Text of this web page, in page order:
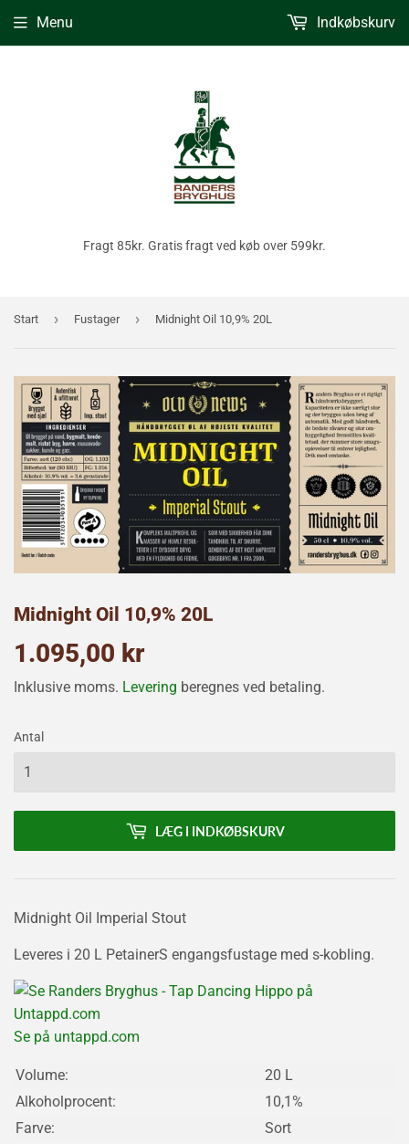
Fragt 85kr. Gratis fragt ved køb over 599kr.
Menu Indkøbskurv
Start › Fustager › Midnight Oil 10,9% 20L
Midnight Oil 10,9% 20L
1.095,00 kr
kr
Inklusive moms. Levering beregnes ved betaling.
Antal
LÆG I INDKØBSKURV
Midnight Oil Imperial Stout
Leveres i 20 L PetainerS engangsfustage med s-kobling.
Se på untappd.com
Volume:
20 L
Alkoholprocent:
10,1%
Farve:
Sort